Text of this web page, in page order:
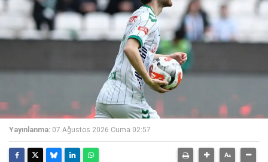
Yayınlanma: 07 Ağustos 2026 Cuma 02:57